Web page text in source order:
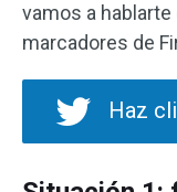
vamos a
marcadores de
Haz